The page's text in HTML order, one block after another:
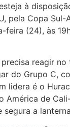
à
pela Copa Sul-
feira (24), às
reagir
do Grupo C,
lidera é o
América de
segura a